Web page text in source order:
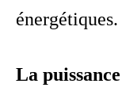
énergétiques.
La